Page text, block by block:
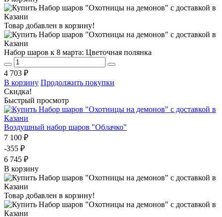
Товар добавлен в корзину!
Набор шаров к 8 марта: Цветочная полянка
4 703 ₽
В корзину Продолжить покупки
Скидка!
Быстрый просмотр
Воздушный набор шаров "Облачко"
7 100 ₽
-355 ₽
6 745 ₽
В корзину
Товар добавлен в корзину!